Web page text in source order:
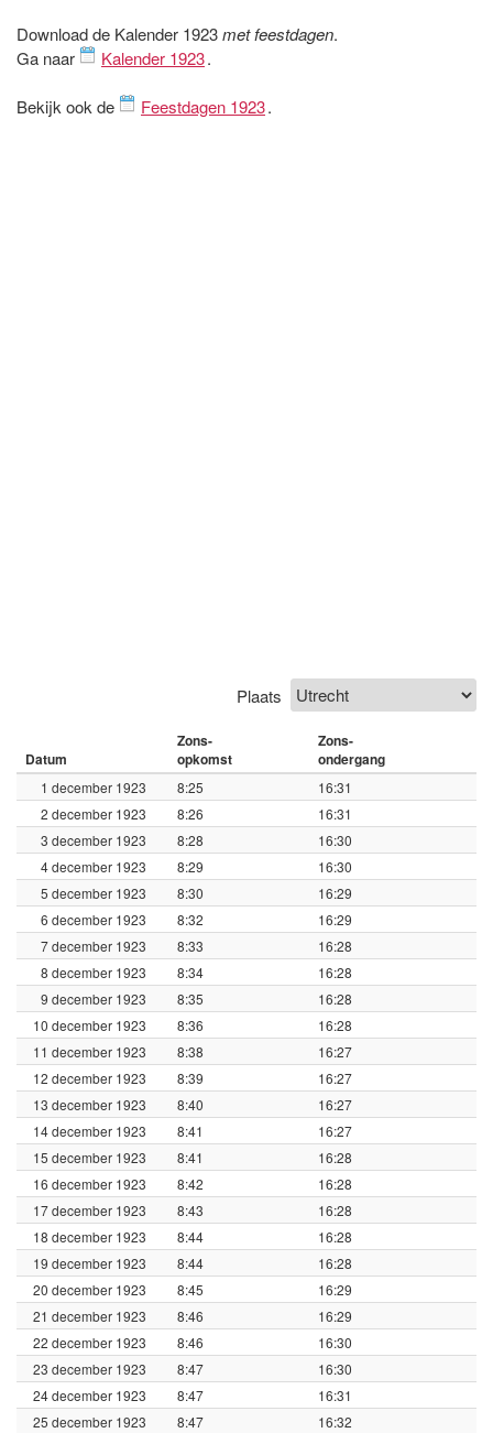
Download de Kalender 1923met feestdagen.
Ga naar
Kalender 1923.
Bekijk ook de Feestdagen 1923.
Plaats
Datum
Zons-
opkomst
Zons-
ondergang
1 december 1923 8:25
16:31
2 december 1923
8:26
16:31
3 december 1923
8:28
16:30
4 december 1923
8:29
16:30
5 december 1923
8:30
16:29
6 december 1923
8:32
16:29
7 december 1923
8:33
16:28
8 december 1923
8:34
16:28
9 december 1923
8:35
16:28
10 december 1923
8:36
16:28
11 december 1923
8:38
16:27
12 december 1923
8:39
16:27
13 december 1923
8:40
16:27
14 december 1923
8:41
16:27
15 december 1923
8:41
16:28
16 december 1923
8:42
16:28
17 december 1923
8:43
16:28
18 december 1923
8:44
16:28
19 december 1923
8:44
16:28
20 december 1923
8:45
16:29
21 december 1923
8:46
16:29
22 december 1923
8:46
16:30
23 december 1923
8:47
16:30
24 december 1923
8:47
16:31
25 december 1923
8:47 16:32